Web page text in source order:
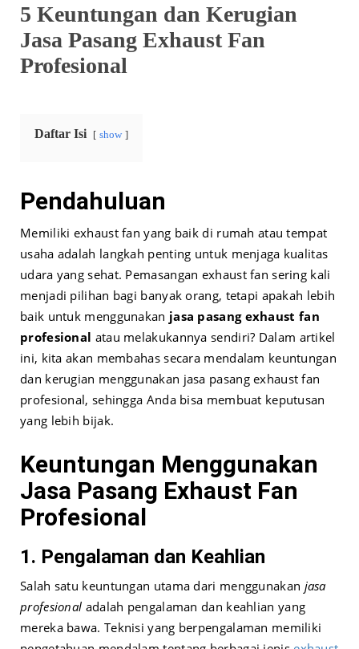
5 Keuntungan dan Kerugian
Jasa Pasang Exhaust Fan
Profesional
Daftar Isi show
Pendahuluan
Memiliki exhaust fan yang baik di rumah atau tempat
usaha adalah langkah penting untuk menjaga kualitas
udara yang sehat. Pemasangan exhaust fan sering kali
menjadi pilihan bagi banyak orang, tetapi apakah lebih
baik untuk menggunakan jasa pasang exhaust fan
profesional atau melakukannya sendiri? Dalam artikel
ini, kita akan membahas secara mendalam keuntungan
dan kerugian menggunakan jasa pasang exhaust fan
profesional, sehingga Anda bisa membuat keputusan
yang lebih bijak.
Keuntungan Menggunakan
Jasa Pasang Exhaust Fan
Profesional
1. Pengalaman dan Keahlian
Salah satu keuntungan utama dari menggunakan jasa
profesional adalah pengalaman dan keahlian yang
mereka bawa. Teknisi yang berpengalaman memiliki